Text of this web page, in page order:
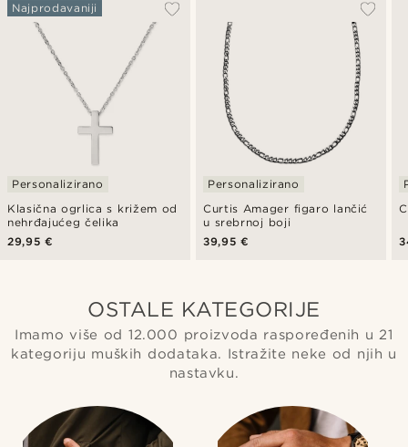
Klasična ogrlica s križem od
nehrđajućeg čelika
Najprodavaniji
Personalizirano
29,95 €
Curtis Amager figaro lančić
u srebrnoj boji
Personalizirano
39,95 €
OSTALE KATEGORIJE
Imamo više od 12.000 proizvoda raspoređenih u 21
kategoriju muških dodataka. Istražite neke od njih u
nastavku.